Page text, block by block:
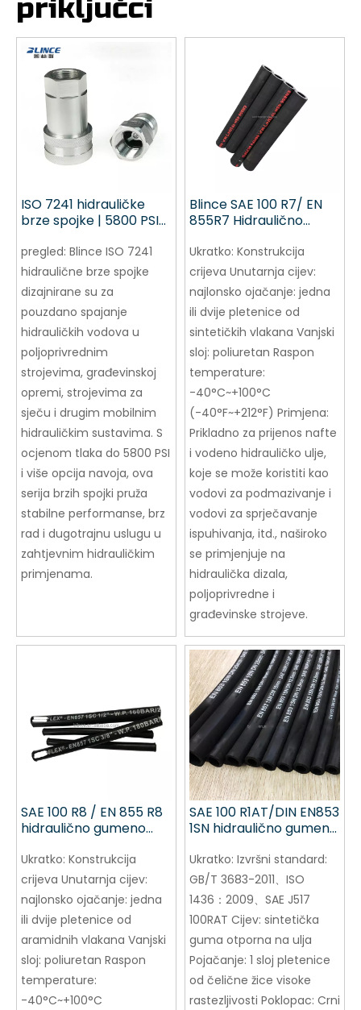
priključci
ISO 7241 hidrauličke
brze spojke | 5800 PSI
pregled: Blince ISO 7241
hidraulične brze spojke
dizajnirane su za
pouzdano spajanje
hidrauličkih vodova u
poljoprivrednim
strojevima, građevinskoj
opremi, strojevima za
sječu i drugim mobilnim
hidrauličkim sustavima. S
ocjenom tlaka do 5800 PSI
i više opcija navoja, ova
serija brzih spojki pruža
stabilne performanse, brz
rad i dugotrajnu uslugu u
zahtjevnim hidrauličkim
primjenama.
Blince SAE 100 R7/ EN
855R7 Hidraulično
Ukratko: Konstrukcija
crijeva Unutarnja cijev:
najlonsko ojačanje: jedna
ili dvije pletenice od
sintetičkih vlakana Vanjski
sloj: poliuretan Raspon
temperature:
-40°C~+100°C
(-40°F~+212°F) Primjena:
Prikladno za prijenos nafte
i vodeno hidrauličko ulje,
koje se može koristiti kao
vodovi za podmazivanje i
vodovi za sprječavanje
ispuhivanja, itd., naširoko
se primjenjuje na
hidraulička dizala,
poljoprivredne i
građevinske strojeve.
SAE 100 R8 / EN 855 R8
hidraulično gumeno
Ukratko: Konstrukcija
crijeva Unutarnja cijev:
najlonsko ojačanje: jedna
ili dvije pletenice od
aramidnih vlakana Vanjski
sloj: poliuretan Raspon
temperature:
-40°C~+100°C
SAE 100 R1AT/DIN EN853
1SN hidraulično gumeno
Ukratko: Izvršni standard:
GB/T 3683-2011、ISO
1436：2009、SAE J517
100RAT Cijev: sintetička
guma otporna na ulja
Pojačanje: 1 sloj pletenice
od čelične žice visoke
rastezljivosti Poklopac: Crni